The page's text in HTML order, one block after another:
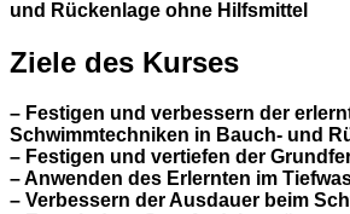
und Rückenlage ohne Hilfsmittel
Ziele des Kurses
– Festigen und verbessern der
Schwimmtechniken in Bauch- und
– Festigen und vertiefen der
– Anwenden des Erlernten im
– Verbessern der Ausdauer beim